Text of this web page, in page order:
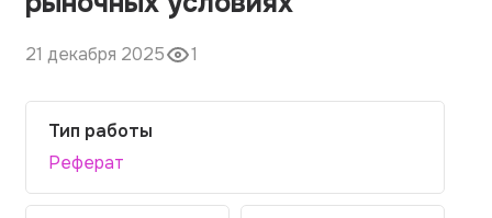
21 декабря 2025 1
Тип работы
Реферат